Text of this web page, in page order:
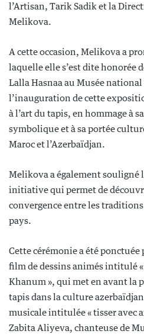
l’Artisan, Tarik Sadik et la
Melikova.
A cette occasion, Melikova a
laquelle elle s’est dite honorée
Lalla Hasnaa au Musée national
l’inauguration de cette
à l’art du tapis, en hommage à
symbolique et à sa portée
Maroc et l’Azerbaïdjan.
Melikova a également souligné
initiative qui permet de
convergence entre les
pays.
Cette cérémonie a été ponctuée
film de dessins animés intitulé
Khanum », qui met en avant la
tapis dans la culture
musicale intitulée « tisser avec
Zabita Aliyeva, chanteuse de